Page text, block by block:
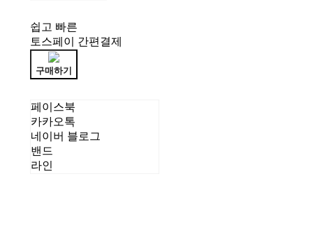
쉽고 빠른
토스페이 간편결제
구매하기
페이스북
카카오톡
네이버 블로그
밴드
라인